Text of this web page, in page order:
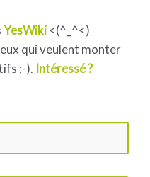
YesWiki<(^_^<)
qui veulent monter
;-). Intéressé ?